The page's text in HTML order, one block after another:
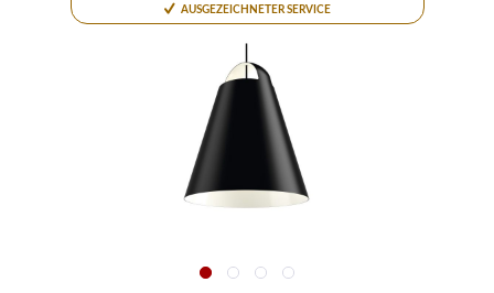
AUSGEZEICHNETER SERVICE